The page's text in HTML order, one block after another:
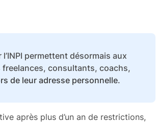
permettent désormais aux
freelances, consultants, coachs,
de leur adresse personnelle.
après plus d’un an de restrictions,